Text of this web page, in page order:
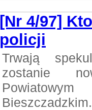
[Nr 4/97]
policji
Trwają
zostanie
Bieszczadzkim.